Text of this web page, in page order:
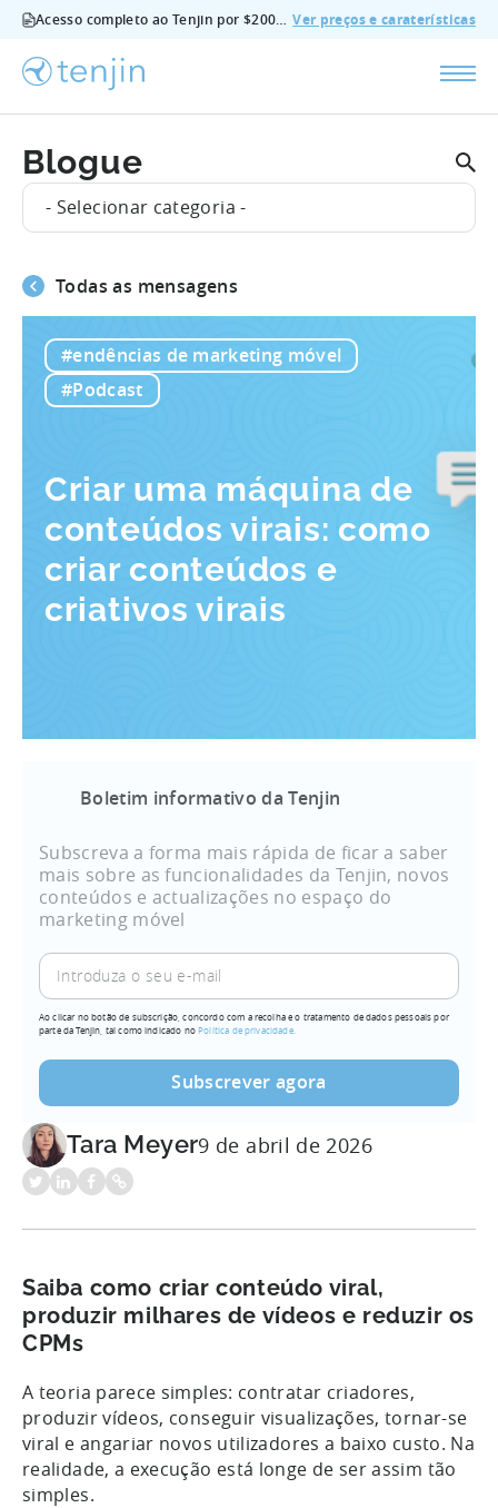
Acesso completo ao Tenjin por $200/mês - todas as funcionalidades, sem suplementos, cancelar em qualquer altura. Ver preços e caraterísticas
Blogue
- Selecionar categoria -
Todas as mensagens
#endências de marketing móvel
#Podcast
Criar uma máquina de
conteúdos virais: como
criar conteúdos e
criativos virais
Boletim informativo da Tenjin
Subscreva a forma mais rápida de ficar a saber
mais sobre as funcionalidades da Tenjin, novos
conteúdos e actualizações no espaço do
marketing móvel
Ao clicar no botão de subscrição, concordo com a recolha e o tratamento de dados pessoais por
parte da Tenjin, tal como indicado noPolítica de privacidade.
Tara Meyer9 de abril de 2026
Saiba como criar conteúdo viral,
produzir milhares de vídeos e reduzir os
CPMs
A teoria parece simples: contratar criadores,
produzir vídeos, conseguir visualizações, tornar-se
viral e angariar novos utilizadores a baixo custo. Na
realidade, a execução está longe de ser assim tão
simples.